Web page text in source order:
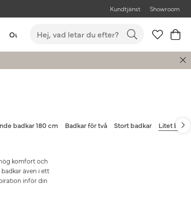
Kundtjänst Showroom
Outlet Bästsäljare
badkar 180 cm Badkar för två Stort badkar Litet
komfort och
även i ett
inför din